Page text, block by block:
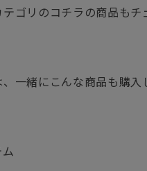
ゴリのコチラの商品もチ
一緒にこんな商品も購入